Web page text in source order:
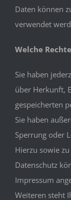
Daten können
verwendet
Welche
Sie haben
über Herkunft,
gespeicherten
Sie haben
Sperrung oder
Hierzu sowie
Datenschutz
Impressum
Weiteren steht